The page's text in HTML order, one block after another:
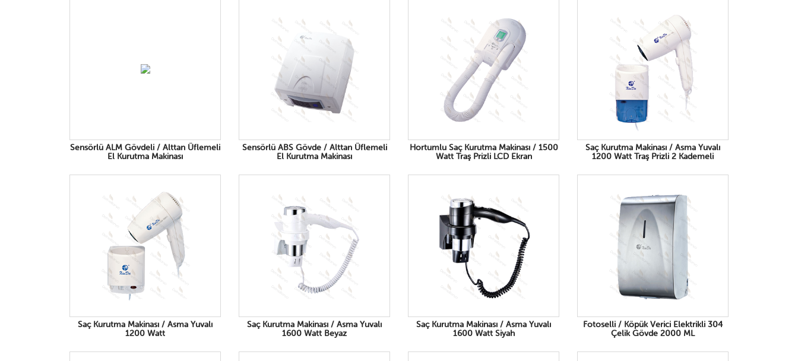
Sensörlü ALM Gövdeli / Alttan Üflemeli
El Kurutma Makinası
Sensörlü ABS Gövde / Alttan Üflemeli
El Kurutma Makinası
Hortumlu Saç Kurutma Makinası / 1500
Watt Traş Prizli LCD Ekran
Saç Kurutma Makinası / Asma Yuvalı
1200 Watt Traş Prizli 2 Kademeli
Saç Kurutma Makinası / Asma Yuvalı
1200 Watt
Saç Kurutma Makinası / Asma Yuvalı
1600 Watt Beyaz
Saç Kurutma Makinası / Asma Yuvalı
1600 Watt Siyah
Fotoselli / Köpük Verici Elektrikli 304
Çelik Gövde 2000 ML